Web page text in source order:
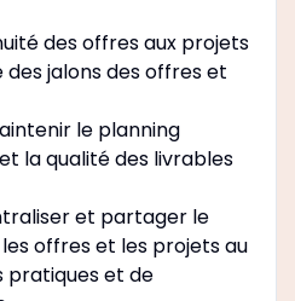
des offres aux projets
jalons des offres et
le planning
la qualité des livrables
et partager le
offres et les projets au
pratiques et de